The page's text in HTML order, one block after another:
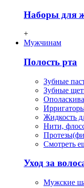
Наборы для
+
Мужчинам
Полость рта
Зубные
Зубные
Жидкость
Нити,
Смотреть
Уход за
Мужские